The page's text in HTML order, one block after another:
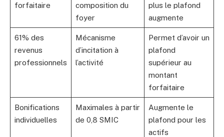
forfaitaire
composition du
foyer
plus le plafond
augmente
61% des
revenus
professionnels
Mécanisme
d’incitation à
l’activité
Permet d’avoir un
plafond
supérieur au
montant
forfaitaire
Bonifications
individuelles
Maximales à partir
de 0,8 SMIC
Augmente le
plafond pour les
actifs